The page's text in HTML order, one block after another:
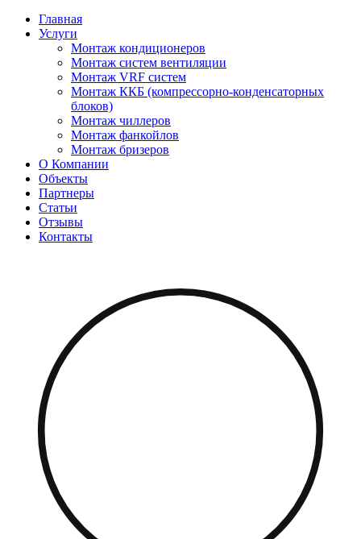
Главная
Услуги
Монтаж кондиционеров
Монтаж cистем вентиляции
Монтаж VRF систем
Монтаж ККБ (компрессорно-конденсаторных
блоков)
Монтаж чиллеров
Монтаж фанкойлов
Монтаж бризеров
О Компании
Объекты
Партнеры
Статьи
Отзывы
Контакты